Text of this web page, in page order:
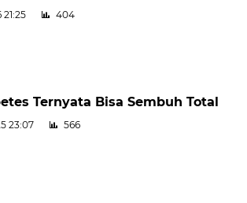
404
Ternyata Bisa Sembuh Total
23:07 566